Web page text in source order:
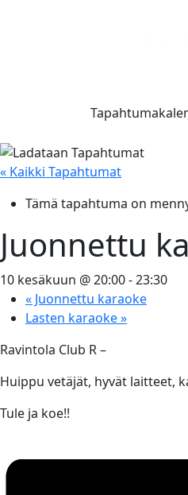
« Kaikki Tapahtumat
Tämä tapahtuma on
Juonnettu
10 kesäkuun @ 20:00-23:30
« Juonnettu karaoke
Lasten karaoke»
Ravintola Club R –
Huippu vetäjät, hyvät laitteet,
Tule ja koe!!